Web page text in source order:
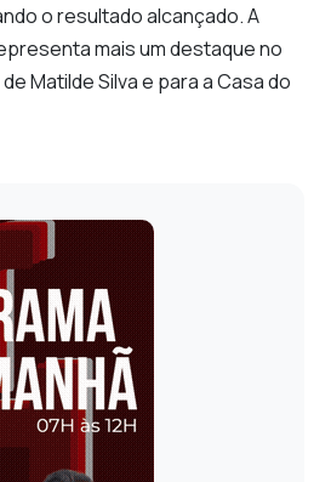
o resultado alcançado. A
mais um destaque no
Matilde Silva e para a Casa do